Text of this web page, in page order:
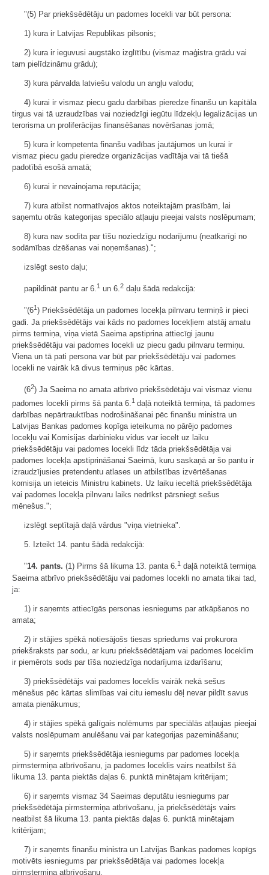
"(5) Par priekšsēdētāju un padomes locekli var būt persona:
1) kura ir Latvijas Republikas pilsonis;
2) kura ir ieguvusi augstāko izglītību (vismaz maģistra grādu vai
tam pielīdzināmu grādu);
3) kura pārvalda latviešu valodu un angļu valodu;
4) kurai ir vismaz piecu gadu darbības pieredze finanšu un kapitāla
tirgus vai tā uzraudzības vai noziedzīgi iegūtu līdzekļu legalizācijas un
terorisma un proliferācijas finansēšanas novēršanas jomā;
5) kura ir kompetenta finanšu vadības jautājumos un kurai ir
vismaz piecu gadu pieredze organizācijas vadītāja vai tā tiešā
padotībā esošā amatā;
6) kurai ir nevainojama reputācija;
7) kura atbilst normatīvajos aktos noteiktajām prasībām, lai
saņemtu otrās kategorijas speciālo atļauju pieejai valsts noslēpumam;
8) kura nav sodīta par tīšu noziedzīgu nodarījumu (neatkarīgi no
sodāmības dzēšanas vai noņemšanas).";
izslēgt sesto daļu;
papildināt pantu ar 6.1 un 6.2 daļu šādā redakcijā:
"(61 ) Priekšsēdētāja un padomes locekļa pilnvaru termiņš ir pieci
gadi. Ja priekšsēdētājs vai kāds no padomes locekļiem atstāj amatu
pirms termiņa, viņa vietā Saeima apstiprina attiecīgi jaunu
priekšsēdētāju vai padomes locekli uz piecu gadu pilnvaru termiņu.
Viena un tā pati persona var būt par priekšsēdētāju vai padomes
locekli ne vairāk kā divus termiņus pēc kārtas.
(62) Ja Saeima no amata atbrīvo priekšsēdētāju vai vismaz vienu
padomes locekli pirms šā panta 6.1 daļā noteiktā termiņa, tā padomes
darbības nepārtrauktības nodrošināšanai pēc finanšu ministra un
Latvijas Bankas padomes kopīga ieteikuma no pārējo padomes
locekļu vai Komisijas darbinieku vidus var iecelt uz laiku
priekšsēdētāju vai padomes locekli līdz tāda priekšsēdētāja vai
padomes locekļa apstiprināšanai Saeimā, kuru saskaņā ar šo pantu ir
izraudzījusies pretendentu atlases un atbilstības izvērtēšanas
komisija un ieteicis Ministru kabinets. Uz laiku ieceltā priekšsēdētāja
vai padomes locekļa pilnvaru laiks nedrīkst pārsniegt sešus
mēnešus.";
izslēgt septītajā daļā vārdus "viņa vietnieka".
5. Izteikt 14. pantu šādā redakcijā:
"14. pants. (1) Pirms šā likuma 13. panta 6.1 daļā noteiktā termiņa
Saeima atbrīvo priekšsēdētāju vai padomes locekli no amata tikai tad,
ja:
1) ir saņemts attiecīgās personas iesniegums par atkāpšanos no
amata;
2) ir stājies spēkā notiesājošs tiesas spriedums vai prokurora
priekšraksts par sodu, ar kuru priekšsēdētājam vai padomes loceklim
ir piemērots sods par tīša noziedzīga nodarījuma izdarīšanu;
3) priekšsēdētājs vai padomes loceklis vairāk nekā sešus
mēnešus pēc kārtas slimības vai citu iemeslu dēļ nevar pildīt savus
amata pienākumus;
4) ir stājies spēkā galīgais nolēmums par speciālās atļaujas pieejai
valsts noslēpumam anulēšanu vai par kategorijas pazemināšanu;
5) ir saņemts priekšsēdētāja iesniegums par padomes locekļa
pirmstermiņa atbrīvošanu, ja padomes loceklis vairs neatbilst šā
likuma 13. panta piektās daļas 6. punktā minētajam kritērijam;
6) ir saņemts vismaz 34 Saeimas deputātu iesniegums par
priekšsēdētāja pirmstermiņa atbrīvošanu, ja priekšsēdētājs vairs
neatbilst šā likuma 13. panta piektās daļas 6. punktā minētajam
kritērijam;
7) ir saņemts finanšu ministra un Latvijas Bankas padomes kopīgs
motivēts iesniegums par priekšsēdētāja vai padomes locekļa
pirmstermiņa atbrīvošanu.